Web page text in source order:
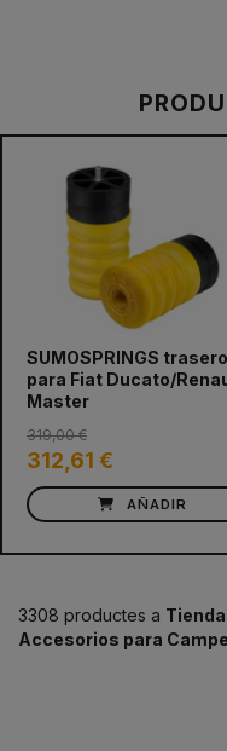
SUMOSPRINGS
para Fiat Ducato/
Master
312,61 €
319,00 €
AÑADIR
prev
3308 productes a
Accesorios para